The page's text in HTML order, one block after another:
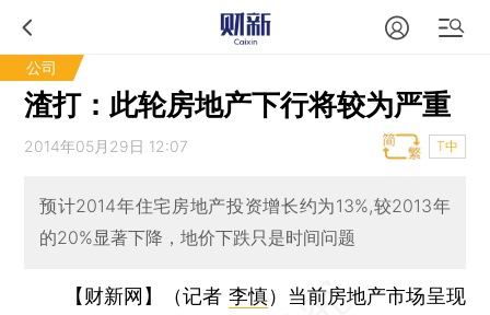
公司
渣打：此轮房地产下行将较为严重
2014年05月29日 12:07 T中
预计2014年住宅房地产投资增长约为13%,较2013年
的20%显著下降，地价下跌只是时间问题
【财新网】（记者 李慎） 当前房地产市场呈现